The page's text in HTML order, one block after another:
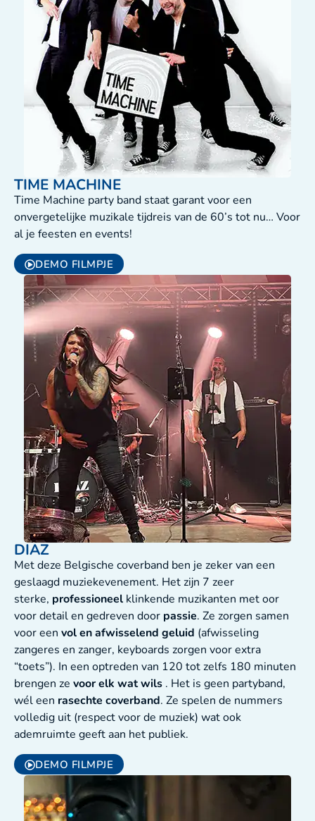
TIME MACHINE
Time Machine party band staat garant voor een
onvergetelijke muzikale tijdreis van de 60’s tot nu… Voor
al je feesten en events!
DEMO FILMPJE
DIAZ
Met deze Belgische coverband ben je zeker van een
geslaagd muziekevenement. Het zijn 7 zeer
sterke, professioneel klinkende muzikanten met oor
voor detail en gedreven door passie. Ze zorgen samen
voor een vol en afwisselend geluid (afwisseling
zangeres en zanger, keyboards zorgen voor extra
“toets”). In een optreden van 120 tot zelfs 180 minuten
brengen ze voor elk wat wils . Het is geen partyband,
wél een rasechte coverband. Ze spelen de nummers
volledig uit (respect voor de muziek) wat ook
ademruimte geeft aan het publiek.
DEMO FILMPJE